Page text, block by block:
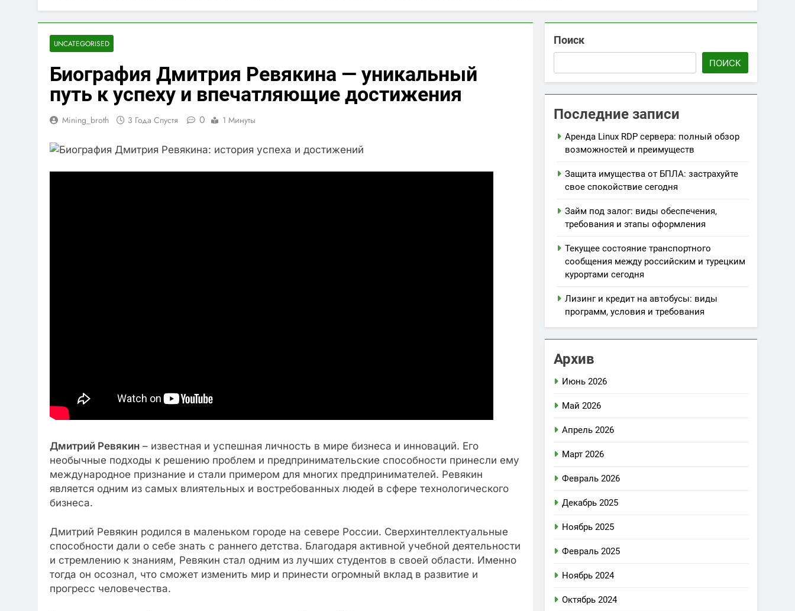
UNCATEGORISED
Биография Дмитрия Ревякина — уникальный
путь к успеху и впечатляющие достижения
Mining_broth 3 Года Спустя 0 1 Минуты
Дмитрий Ревякин – известная и успешная личность в мире бизнеса и инноваций. Его
необычные подходы к решению проблем и предпринимательские способности принесли ему
международное признание и стали примером для многих предпринимателей. Ревякин
является одним из самых влиятельных и востребованных людей в сфере технологического
бизнеса.
Дмитрий Ревякин родился в маленьком городе на севере России. Сверхинтеллектуальные
способности дали о себе знать с раннего детства. Благодаря активной учебной деятельности
и стремлению к знаниям, Ревякин стал одним из лучших студентов в своей области. Именно
тогда он осознал, что сможет изменить мир и принести огромный вклад в развитие и
прогресс человечества.
Поиск
ПОИСК
Последние записи
Аренда Linux RDP сервера: полный обзор
возможностей и преимуществ
Защита имущества от БПЛА: застрахуйте
свое спокойствие сегодня
Займ под залог: виды обеспечения,
требования и этапы оформления
Текущее состояние транспортного
сообщения между российским и турецким
курортами сегодня
Лизинг и кредит на автобусы: виды
программ, условия и требования
Архив
Июнь 2026
Май 2026
Апрель 2026
Март 2026
Февраль 2026
Декабрь 2025
Ноябрь 2025
Февраль 2025
Ноябрь 2024
Октябрь 2024